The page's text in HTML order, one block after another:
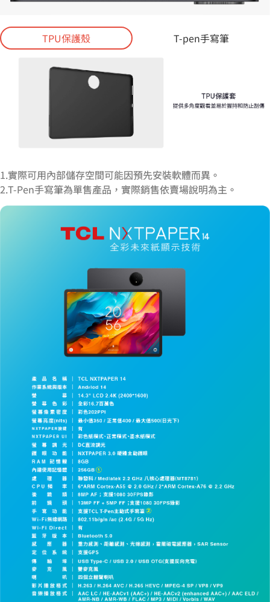
TPU保護殼 T-pen手寫筆
1.實際可用內部儲存空間可能因預先安裝軟體而異。
2.T-Pen手寫筆為單售產品，實際銷售依賣場說明為主。